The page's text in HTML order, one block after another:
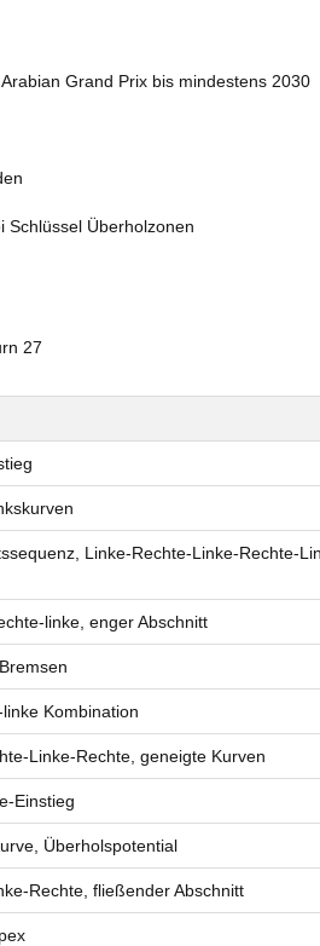
Grand Prix bis mindestens 2030
Schlüssel Überholzonen
27
Linke-Rechte-Linke-Rechte-
linke, enger Abschnitt
Kombination
Linke-Rechte, geneigte Kurven
Einstieg
Überholspotential
Rechte, fließender Abschnitt